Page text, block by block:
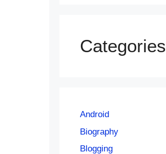
Categories
Android
Biography
Blogging